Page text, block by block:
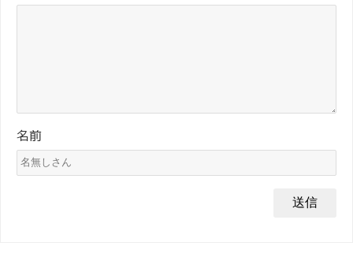
名前